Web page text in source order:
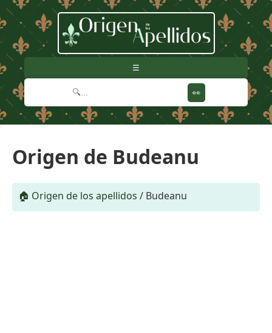
☰
👀
Origen de Budeanu
🏠 Origen de los apellidos / Budeanu